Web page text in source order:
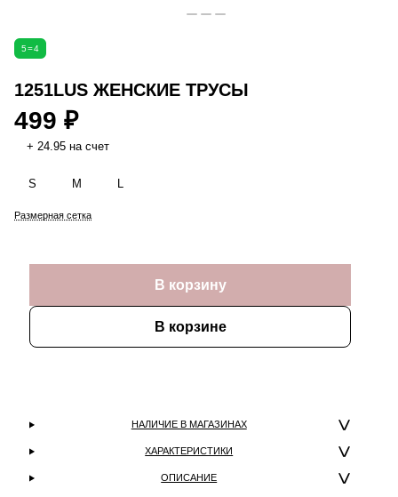
5=4
1251LUS ЖЕНСКИЕ ТРУСЫ
499 ₽
+ 24.95 на счет
S M L
Размерная сетка
В корзину
В корзине
НАЛИЧИЕ В МАГАЗИНАХ
ХАРАКТЕРИСТИКИ
ОПИСАНИЕ